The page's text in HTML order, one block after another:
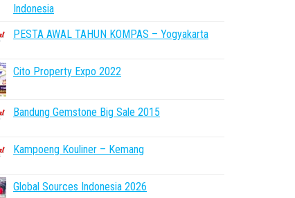
Indonesia
PESTA AWAL TAHUN KOMPAS – Yogyakarta
Cito Property Expo 2022
Bandung Gemstone Big Sale 2015
Kampoeng Kouliner – Kemang
Global Sources Indonesia 2026